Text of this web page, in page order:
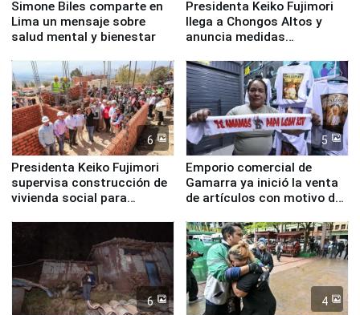
Simone Biles comparte en
Lima un mensaje sobre
salud mental y bienestar
Presidenta Keiko Fujimori
llega a Chongos Altos y
anuncia medidas
educación, salud y empleo
6
Presidenta Keiko Fujimori
supervisa construcción de
vivienda social para
5
Emporio comercial de
Gamarra ya inició la venta
de artículos con motivo de
6 4